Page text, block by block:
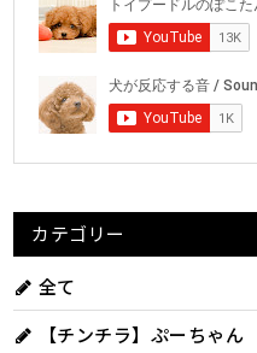
カテゴリー
全て
【チンチラ】ぷーちゃん